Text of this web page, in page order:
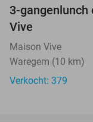
3-gangenlunch
Vive
Maison Vive
Waregem (10 km)
Verkocht: 379